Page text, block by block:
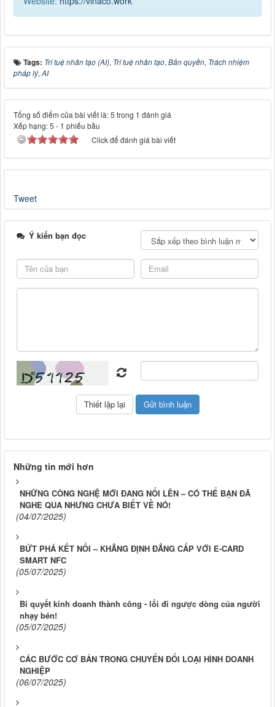
Tags: Trí tuệ nhân tạo (AI), Trí tuệ nhân tạo, Bản quyền, Trách nhiệm
pháp lý, AI
Tổng số điểm của bài viết là: 5 trong 1 đánh giá
Xếp hạng:5 - 1 phiếu bầu
Click để đánh giá bài viết
Tweet
Ý kiến bạn đọc
Những tin mới hơn
NHỮNG CÔNG NGHỆ MỚI ĐANG NỔI LÊN – CÓ THỂ BẠN ĐÃ
NGHE QUA NHƯNG CHƯA BIẾT VỀ NÓ!
(04/07/2025)
BỨT PHÁ KẾT NỐI – KHẲNG ĐỊNH ĐẲNG CẤP VỚI E-CARD
SMART NFC
(05/07/2025)
Bí quyết kinh doanh thành công - lối đi ngược dòng của người
nhạy bén!
(05/07/2025)
CÁC BƯỚC CƠ BẢN TRONG CHUYỂN ĐỔI LOẠI HÌNH DOANH
NGHIỆP
(06/07/2025)